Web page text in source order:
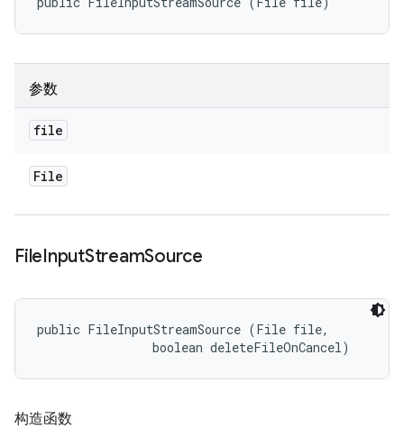
参数
file
File
FileInputStreamSource
public FileInputStreamSource (File file,
                boolean deleteFileOnCancel)
构造函数